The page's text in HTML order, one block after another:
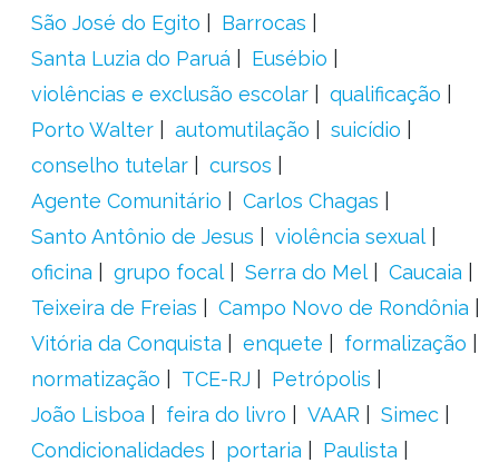
São José do Egito
Barrocas
Santa Luzia do Paruá
Eusébio
violências e exclusão escolar
qualificação
Porto Walter
automutilação
suicídio
conselho tutelar
cursos
Agente Comunitário
Carlos Chagas
Santo Antônio de Jesus
violência sexual
oficina
grupo focal Serra do Mel
Caucaia
Teixeira de Freias
Campo Novo de Rondônia
Vitória da Conquista
enquete
formalização
normatização
TCE-RJ
Petrópolis
João Lisboa
feira do livro VAAR
Simec
Condicionalidades
portaria
Paulista